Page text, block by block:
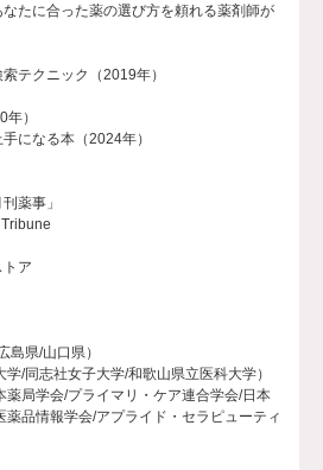
なたに合った薬の選び方を頼れる薬剤師が
テクニック（2019年）
）
になる本（2024年）
薬事」
ア
島県/山口県）
/同志社女子大学/和歌山県立医科大学）
薬局学会/プライマリ・ケア連合学会/日本
品情報学会/アプライド・セラピューティ